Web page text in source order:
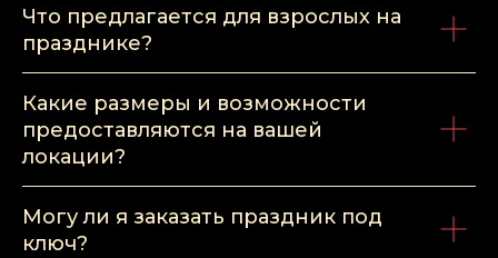
Что предлагается для взрослых на
празднике?
Какие размеры и возможности
предоставляются на вашей
локации?
Могу ли я заказать праздник под
ключ?